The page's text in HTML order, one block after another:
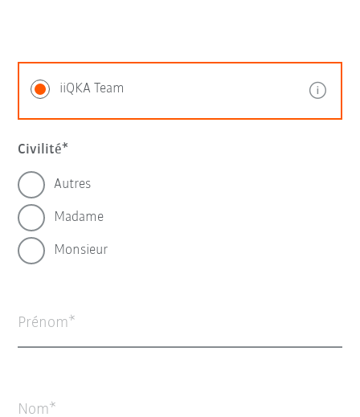
iiQKA Team
Civilité
Autres
Madame
Monsieur
Prénom
Nom